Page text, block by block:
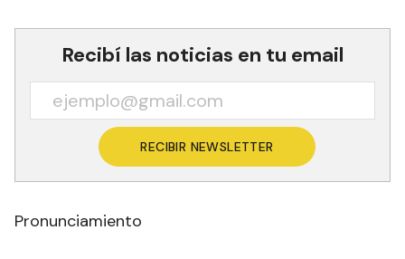
Recibí las noticias en tu email
RECIBIR NEWSLETTER
Pronunciamiento